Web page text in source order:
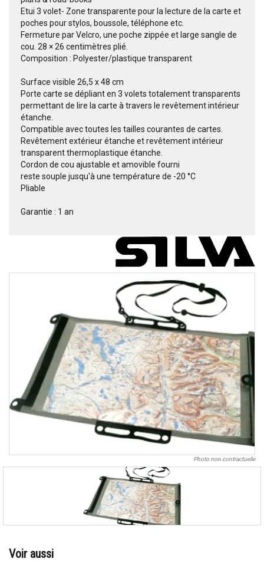
Etui 3 volet- Zone transparente pour la lecture de la carte et
poches pour stylos, boussole, téléphone etc.
Fermeture par Velcro, une poche zippée et large sangle de
cou. 28 × 26 centimètres plié.
Composition : Polyester/plastique transparent
Surface visible 26,5 x 48 cm
Porte carte se dépliant en 3 volets totalement transparents
permettant de lire la carte à travers le revêtement intérieur
étanche.
Compatible avec toutes les tailles courantes de cartes.
Revêtement extérieur étanche et revêtement intérieur
transparent thermoplastique étanche.
Cordon de cou ajustable et amovible fourni
reste souple jusqu'à une température de -20 °C
Pliable
Garantie : 1 an
Photo non contractuelle
Voir aussi